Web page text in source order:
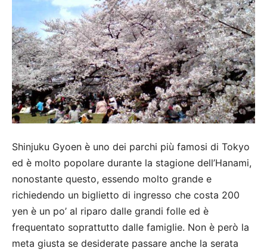
Shinjuku Gyoen è uno dei parchi più famosi di Tokyo
ed è molto popolare durante la stagione dell’Hanami,
nonostante questo, essendo molto grande e
richiedendo un biglietto di ingresso che costa 200
yen è un po’ al riparo dalle grandi folle ed è
frequentato soprattutto dalle famiglie. Non è però la
meta giusta se desiderate passare anche la serata